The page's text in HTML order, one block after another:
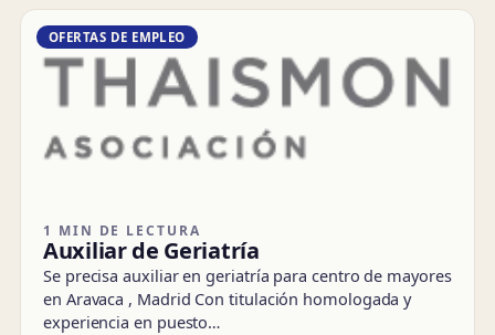
OFERTAS DE EMPLEO
1 MIN DE LECTURA
Auxiliar de Geriatría
Se precisa auxiliar en geriatría para centro de mayores
en Aravaca , Madrid Con titulación homologada y
experiencia en puesto…